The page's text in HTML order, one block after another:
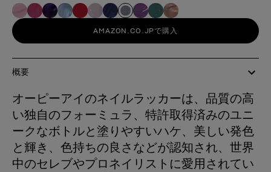
AMAZON.CO.JPで購入
概要
オーピーアイのネイルラッカーは、品質の高
い独自のフォーミュラ、特許取得済みのユニ
ークなボトルと塗りやすいハケ、美しい発色
と輝き、色持ちの良さなどが認知され、世界
中のセレブやプロネイリストに愛用されてい